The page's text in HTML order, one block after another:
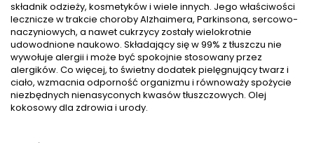
samodzielności w...
składnik odzieży, kosmetyków i wiele innych. Jego właściwości
lecznicze w trakcie choroby Alzhaimera, Parkinsona, sercowo-
naczyniowych, a nawet cukrzycy zostały wielokrotnie
udowodnione naukowo. Składający się w 99% z tłuszczu nie
wywołuje alergii i może być spokojnie stosowany przez
alergików. Co więcej, to świetny dodatek pielęgnujący twarz i
ciało, wzmacnia odporność organizmu i równoważy spożycie
niezbędnych nienasyconych kwasów tłuszczowych. Olej
kokosowy dla zdrowia i urody.